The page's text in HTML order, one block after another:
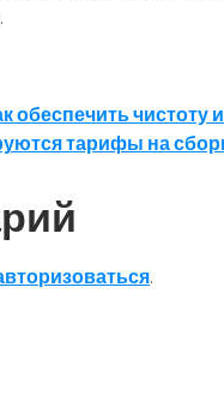
чистоту
тарифы на
.